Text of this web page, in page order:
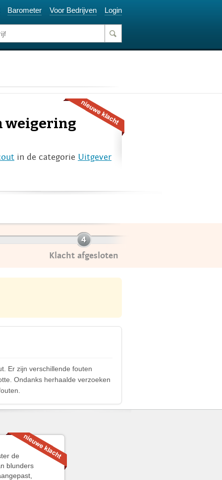
Barometer Voor Bedrijven Login
weigering
in de categorie Uitgever
Klacht afgesloten
Er zijn verschillende fouten
Ondanks herhaalde verzoeken
de
blunders